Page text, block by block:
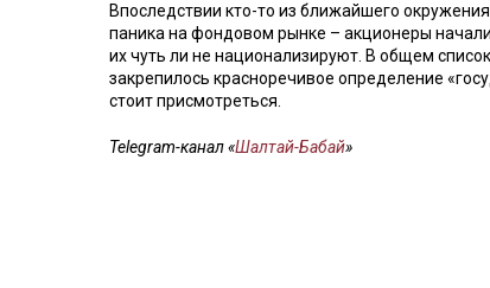
Впоследствии кто-то из ближайшего
паника на фондовом рынке – акционеры
их чуть ли не национализируют. В общем
закрепилось красноречивое определение
стоит присмотреться.
Telegram-канал «Шалтай-Бабай»